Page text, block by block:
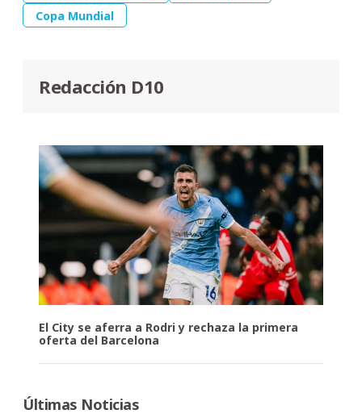
Copa Mundial
Redacción D10
El City se aferra a Rodri y rechaza la primera
oferta del Barcelona
Últimas Noticias